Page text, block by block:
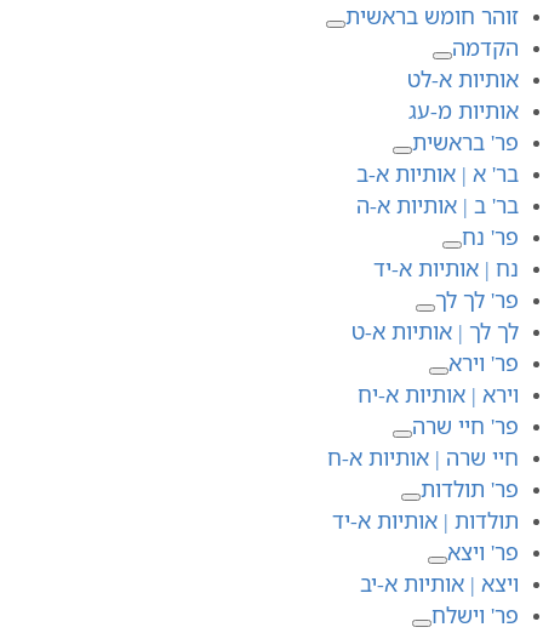
זוהר חומש בראשית
הקדמה
אותיות א-לט
אותיות מ-עג
פר' בראשית
בר' א | אותיות א-ב
בר' ב | אותיות א-ה
פר' נח
נח | אותיות א-יד
פר' לך לך
לך לך | אותיות א-ט
פר' וירא
וירא | אותיות א-יח
פר' חיי שרה
חיי שרה | אותיות א-ח
פר' תולדות
תולדות | אותיות א-יד
פר' ויצא
ויצא | אותיות א-יב
פר' וישלח